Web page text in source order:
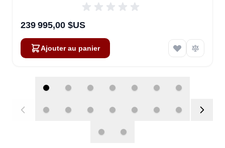
239 995,00 $US
Ajouter au panier